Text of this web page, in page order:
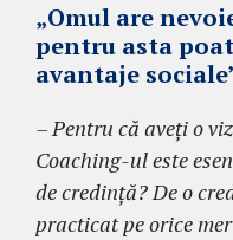
„Omul are
pentru asta
avantaje
– Pentru că aveţi o
Coaching-ul este
de credință? De o
practicat pe orice